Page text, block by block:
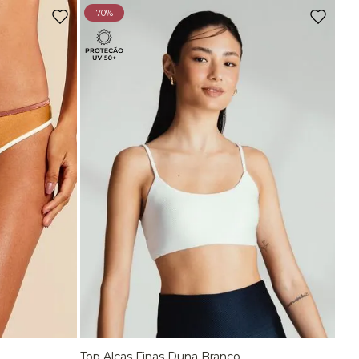
70%
Top Comfort Decote Reto Sem Costura Preto
R$ 129
90
Ou
deR$ 64,95
Top Comfort Decote Reto Sem Costura Marrom Carvalho
Ou
2 xde R$ 64,95 sem juros
Top Bojo Comfort Marrom Wood
De
90
Top Alças Finas E Duplas Sem Costura Marrom Carvalho